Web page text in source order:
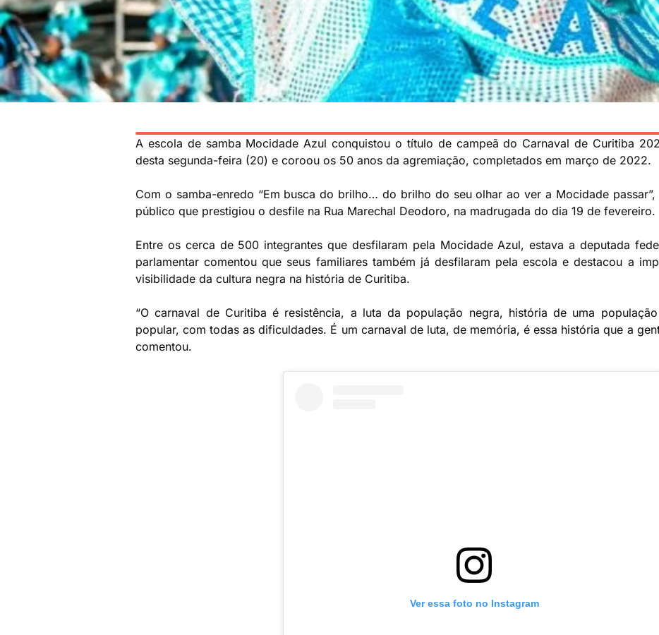
A escola de samba Mocidade Azul conquistou o título de campeã do Carnaval de Curitiba
desta segunda-feira (20) e coroou os 50 anos da agremiação, completados em março de 2022.
Com o samba-enredo “Em busca do brilho… do brilho do seu olhar ao ver a Mocidade
público que prestigiou o desfile na Rua Marechal Deodoro, na madrugada do dia 19 de fevereiro.
Entre os cerca de 500 integrantes que desfilaram pela Mocidade Azul, estava a deputada
parlamentar comentou que seus familiares também já desfilaram pela escola e destacou a
visibilidade da cultura negra na história de Curitiba.
“O carnaval de Curitiba é resistência, a luta da população negra, história de uma
popular, com todas as dificuldades. É um carnaval de luta, de memória, é essa história que a
comentou.
Ver essa foto no Instagram